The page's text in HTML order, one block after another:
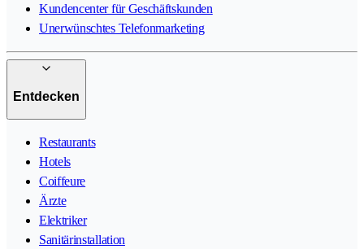
Kundencenter für Geschäftskunden
Unerwünschtes Telefonmarketing
Entdecken
Restaurants
Hotels
Coiffeure
Ärzte
Elektriker
Sanitärinstallation